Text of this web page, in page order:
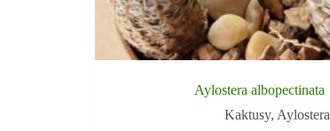
Aylostera albopectinata
Kaktusy, Aylostera